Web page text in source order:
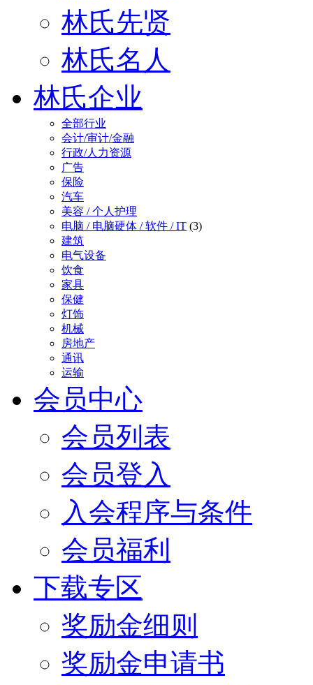
林氏先贤
林氏名人
林氏企业
全部行业
会计/审计/金融
行政/人力资源
广告
保险
汽车
美容 / 个人护理
电脑 / 电脑硬体 / 软件 / IT (3)
建筑
电气设备
饮食
家具
保健
灯饰
机械
房地产
通讯
运输
会员中心
会员列表
会员登入
入会程序与条件
会员福利
下载专区
奖励金细则
奖励金申请书